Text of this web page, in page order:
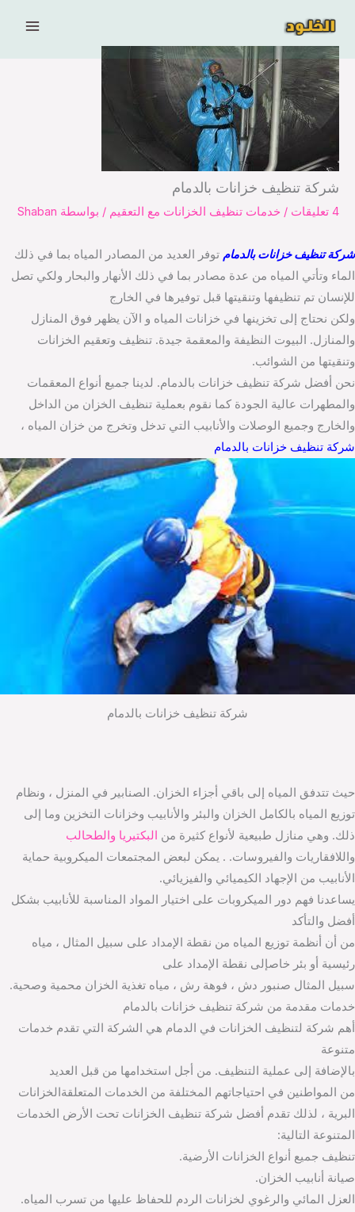
المحتوى
شركة تنظيف خزانات بالدمام
4 تعليقات / خدمات تنظيف الخزانات مع التعقيم / بواسطة Shaban
شركة تنظيف خزانات بالدمام توفر العديد من المصادر المياه بما في ذلك
الماء وتأتي المياه من عدة مصادر بما في ذلك الأنهار والبحار ولكي تصل
للإنسان تم تنظيفها وتنقيتها قبل توفيرها في الخارج
ولكن نحتاج إلى تخزينها في خزانات المياه و الآن يظهر فوق المنازل
والمنازل. البيوت النظيفة والمعقمة جيدة. تنظيف وتعقيم الخزانات
وتنقيتها من الشوائب.
نحن أفضل شركة تنظيف خزانات بالدمام. لدينا جميع أنواع المعقمات
والمطهرات عالية الجودة كما نقوم بعملية تنظيف الخزان من الداخل
والخارج وجميع الوصلات والأنابيب التي تدخل وتخرج من خزان المياه ،
شركة تنظيف خزانات بالدمام
شركة تنظيف خزانات بالدمام
حيث تتدفق المياه إلى باقي أجزاء الخزان. الصنابير في المنزل ، ونظام
توزيع المياه بالكامل الخزان والبئر والأنابيب وخزانات التخزين وما إلى
ذلك. وهي منازل طبيعية لأنواع كثيرة من البكتيريا والطحالب
واللافقاريات والفيروسات. . يمكن لبعض المجتمعات الميكروبية حماية
الأنابيب من الإجهاد الكيميائي والفيزيائي.
يساعدنا فهم دور الميكروبات على اختيار المواد المناسبة للأنابيب بشكل
أفضل والتأكد
من أن أنظمة توزيع المياه من نقطة الإمداد على سبيل المثال ، مياه
رئيسية أو بئر خاصإلى نقطة الإمداد على
سبيل المثال صنبور دش ، فوهة رش ، مياه تغذية الخزان محمية وصحية.
خدمات مقدمة من شركة تنظيف خزانات بالدمام
أهم شركة لتنظيف الخزانات في الدمام هي الشركة التي تقدم خدمات
متنوعة
بالإضافة إلى عملية التنظيف. من أجل استخدامها من قبل العديد
من المواطنين في احتياجاتهم المختلفة من الخدمات المتعلقةالخزانات
البرية ، لذلك تقدم أفضل شركة تنظيف الخزانات تحت الأرض الخدمات
المتنوعة التالية:
تنظيف جميع أنواع الخزانات الأرضية.
صيانة أنابيب الخزان.
العزل المائي والرغوي لخزانات الردم للحفاظ عليها من تسرب المياه.